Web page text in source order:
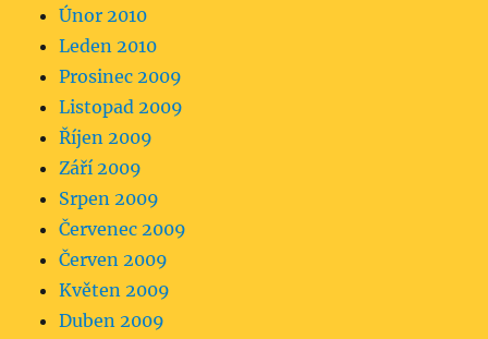
Únor 2010
Leden 2010
Prosinec 2009
Listopad 2009
Říjen 2009
Září 2009
Srpen 2009
Červenec 2009
Červen 2009
Květen 2009
Duben 2009